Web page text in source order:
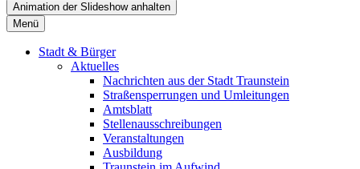
Animation der Slideshow anhalten
Menü
Stadt & Bürger
Aktuelles
Nachrichten aus der Stadt Traunstein
Straßensperrungen und Umleitungen
Amtsblatt
Stellenausschreibungen
Veranstaltungen
Ausbildung